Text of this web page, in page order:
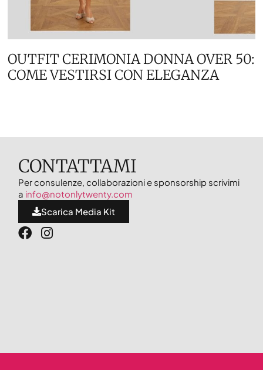
OUTFIT CERIMONIA DONNA OVER 50:
COME VESTIRSI CON ELEGANZA
CONTATTAMI
Per consulenze, collaborazioni e sponsorship scrivimi
a info@notonlytwenty.com
Scarica Media Kit